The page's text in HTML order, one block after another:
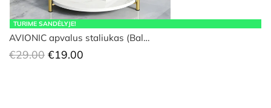
TURIME SANDĖLYJE!
AVIONIC apvalus staliukas (Bal…
€29.00 Original
€19.00